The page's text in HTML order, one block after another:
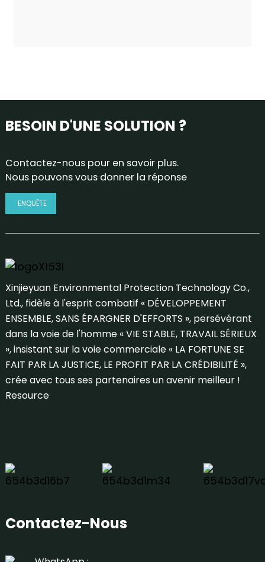
BESOIN D'UNE SOLUTION ?
Contactez-nous pour en savoir plus.
Nous pouvons vous donner la réponse
ENQUÊTE
Xinjieyuan Environmental Protection Technology Co.,
Ltd., fidèle à l'esprit combatif « DÉVELOPPEMENT
ENSEMBLE, SANS ÉPARGNER D'EFFORTS », persévérant
dans la voie de l'homme « VIE STABLE, TRAVAIL SÉRIEUX
», insistant sur la voie commerciale « LA FORTUNE SE
FAIT PAR LA JUSTICE, LE PROFIT PAR LA CRÉDIBILITÉ »,
crée avec tous ses partenaires un avenir meilleur !
Resource
Contactez-Nous